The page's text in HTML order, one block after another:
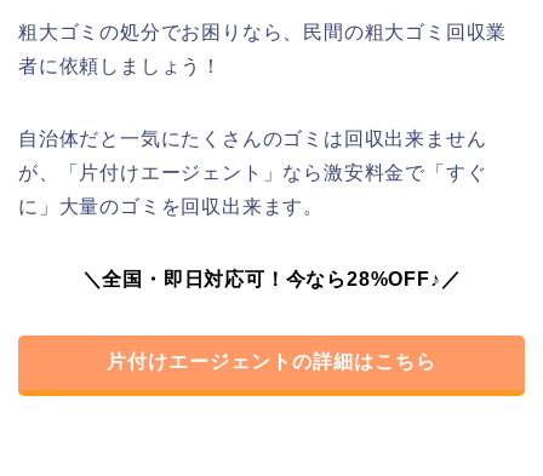
粗大ゴミの処分でお困りなら、民間の粗大ゴミ回収業
者に依頼しましょう！
自治体だと一気にたくさんのゴミは回収出来ません
が、「片付けエージェント」なら激安料金で「すぐ
に」大量のゴミを回収出来ます。
＼全国・即日対応可！今なら28%OFF♪／
片付けエージェントの詳細はこちら